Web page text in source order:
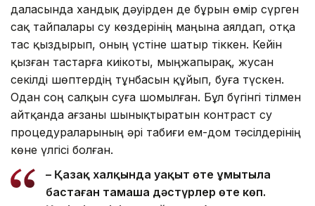
даласында хандық дәуірден де бұрын өмір сүрген
сақ тайпалары су көздерінің маңына аялдап, отқа
тас қыздырып, оның үстіне шатыр тіккен. Кейін
қызған тастарға киікоты, мыңжапырақ, жусан
секілді шөптердің тұнбасын құйып, буға түскен.
Одан соң салқын суға шомылған. Бұл бүгінгі тілмен
айтқанда ағзаны шынықтыратын контраст су
процедураларының әрі табиғи ем-дом тәсілдерінің
көне үлгісі болған.
– Қазақ халқында уақыт өте ұмытыла
бастаған тамаша дәстүрлер өте көп.